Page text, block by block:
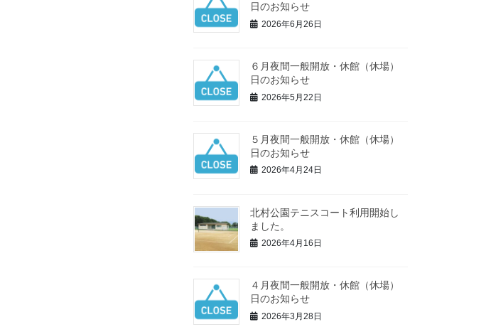
日のお知らせ
2026年6月26日
６月夜間一般開放・休館（休場）
日のお知らせ
2026年5月22日
５月夜間一般開放・休館（休場）
日のお知らせ
2026年4月24日
北村公園テニスコート利用開始し
ました。
2026年4月16日
４月夜間一般開放・休館（休場）
日のお知らせ
2026年3月28日